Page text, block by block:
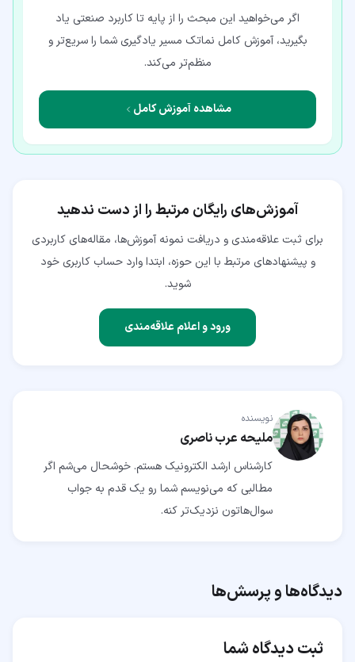
اگر می‌خواهید این مبحث را از پایه تا کاربرد صنعتی یاد
بگیرید، آموزش کامل نماتک مسیر یادگیری شما را سریع‌تر و
منظم‌تر می‌کند.
مشاهده آموزش کامل
آموزش‌های رایگان مرتبط را از دست ندهید
برای ثبت علاقه‌مندی و دریافت نمونه آموزش‌ها، مقاله‌های کاربردی
و پیشنهادهای مرتبط با این حوزه، ابتدا وارد حساب کاربری خود
شوید.
ورود و اعلام علاقه‌مندی
نویسنده
ملیحه عرب ناصری
کارشناس ارشد الکترونیک هستم. خوشحال می‌شم اگر
مطالبی که می‌نویسم شما رو یک قدم به جواب
سوال‌هاتون نزدیک‌تر کنه.
دیدگاه‌ها و پرسش‌ها
ثبت دیدگاه شما